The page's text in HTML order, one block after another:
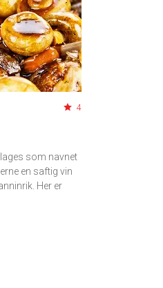
4
som navnet
en saftig vin
Her er